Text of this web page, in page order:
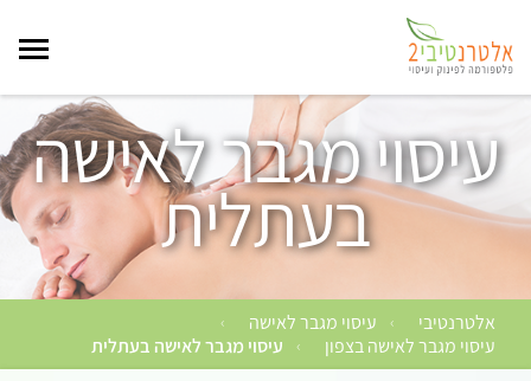
עיסוי מגבר לאישה
בעתלית
אלטרנטיבי › עיסוי מגבר לאישה ›
עיסוי מגבר לאישה בצפון › עיסוי מגבר לאישה בעתלית